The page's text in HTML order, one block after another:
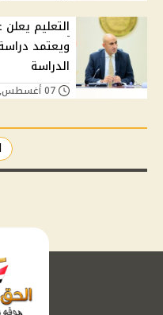
التعليم يعلن
الدراسة